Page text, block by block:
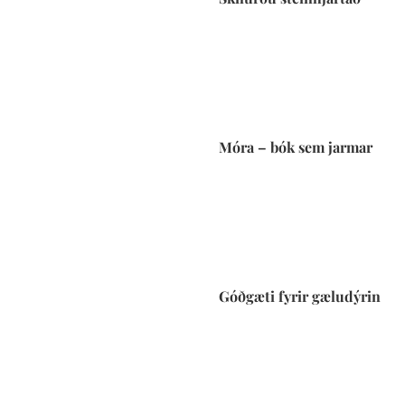
Móra – bók sem jarmar
Góðgæti fyrir gæludýrin